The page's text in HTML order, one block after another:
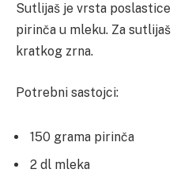
Sutlijaš je vrsta poslastice
pirinča u mleku. Za
kratkog zrna.
Potrebni sastojci:
150 grama pirinča
2 dl mleka